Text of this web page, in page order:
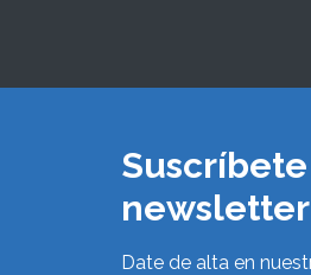
Date de alta en